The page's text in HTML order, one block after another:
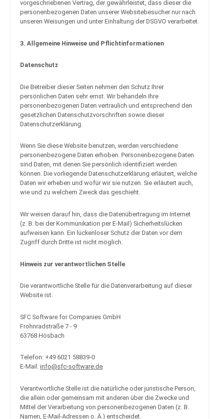
vorgeschriebenen Vertrag, der gewährleistet, dass dieser die
personenbezogenen Daten unserer Websitebesucher nur nach
unseren Weisungen und unter Einhaltung der DSGVO verarbeitet.
3. Allgemeine Hinweise und Pflicht­informationen
Datenschutz
Die Betreiber dieser Seiten nehmen den Schutz Ihrer
persönlichen Daten sehr ernst. Wir behandeln Ihre
personenbezogenen Daten vertraulich und entsprechend den
gesetzlichen Datenschutzvorschriften sowie dieser
Datenschutzerklärung.
Wenn Sie diese Website benutzen, werden verschiedene
personenbezogene Daten erhoben. Personenbezogene Daten
sind Daten, mit denen Sie persönlich identifiziert werden
können. Die vorliegende Datenschutzerklärung erläutert, welche
Daten wir erheben und wofür wir sie nutzen. Sie erläutert auch,
wie und zu welchem Zweck das geschieht.
Wir weisen darauf hin, dass die Datenübertragung im Internet
(z. B. bei der Kommunikation per E-Mail) Sicherheitslücken
aufweisen kann. Ein lückenloser Schutz der Daten vor dem
Zugriff durch Dritte ist nicht möglich.
Hinweis zur verantwortlichen Stelle
Die verantwortliche Stelle für die Datenverarbeitung auf dieser
Website ist:
SFC Software for Companies GmbH
Frohnradstraße 7 - 9
63768 Hösbach
Telefon: +49 6021 58839-0
E-Mail: info@sfc-software.de
Verantwortliche Stelle ist die natürliche oder juristische Person,
die allein oder gemeinsam mit anderen über die Zwecke und
Mittel der Verarbeitung von personenbezogenen Daten (z. B.
Namen, E-Mail-Adressen o. Ä.) entscheidet.